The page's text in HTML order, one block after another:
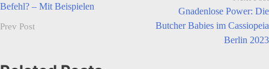
Befehl? – Mit Beispielen
Prev Post
Gnadenlose Power: Die
Butcher Babies im Cassiopeia
Berlin 2023